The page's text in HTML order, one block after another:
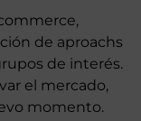
de aproachs
de interés.
el mercado,
momento.